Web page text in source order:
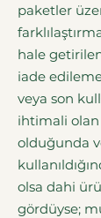
paketler
hale
iade
veya son
ihtimali
olduğunda
olsa dahi
gördüyse;